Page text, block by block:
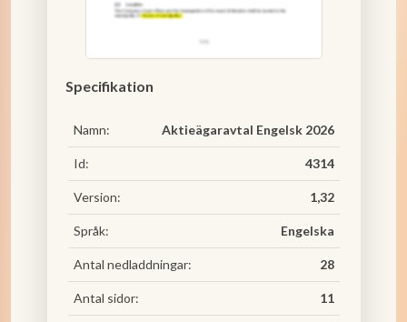
Specifikation
Namn: Aktieägaravtal Engelsk 2026
Id: 4314
Version: 1,32
Språk: Engelska
Antal nedladdningar: 28
Antal sidor: 11